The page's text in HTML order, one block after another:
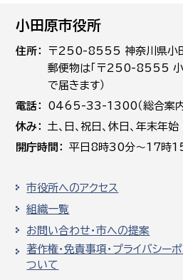
小田原市役所
住所
〒250-8555 神奈川県小
郵便物は「〒250-8555 小
で届きます）
電話
0465-33-1300（総合案内
休み
土､日､祝日、休日、年末
開庁時間
平日8時30分～17時
市役所へのアクセス
組織一覧
お問い合わせ・市への提案
著作権・免責事項・プライバシー
ついて